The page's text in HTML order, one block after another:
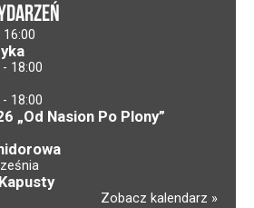
16:00
- 18:00
- 18:00
„Od Nasion Po Plony”
Zobacz kalendarz